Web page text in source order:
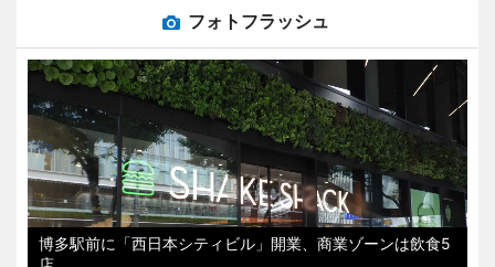
フォトフラッシュ
博多駅前に「西日本シティビル」開業、商業ゾーンは飲食5